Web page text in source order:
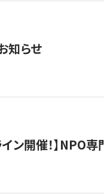
知らせ
イン開催！】